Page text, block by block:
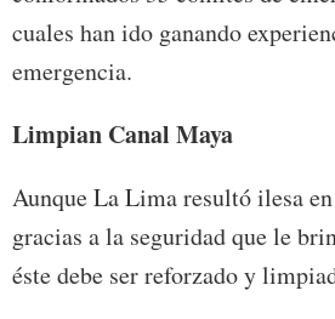
cuales han ido ganando
emergencia.
Limpian Canal Maya
Aunque La Lima resultó ilesa
gracias a la seguridad que le
éste debe ser reforzado y